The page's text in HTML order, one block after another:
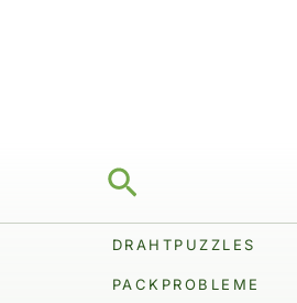
Suchen
DRAHTPUZZLES
PACKPROBLEME